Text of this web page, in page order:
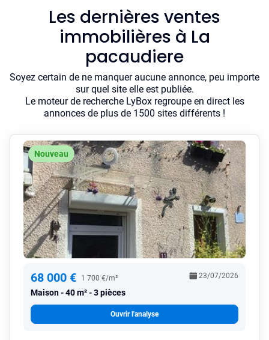
Les dernières ventes
immobilières à La
pacaudiere
Soyez certain de ne manquer aucune annonce, peu importe
sur quel site elle est publiée.
Le moteur de recherche LyBox regroupe en direct les
annonces de plus de 1500 sites différents !
Nouveau
68 000 € 1 700 €/m²
Maison 40 m² - 3 pièces
23/07/2026
Ouvrir l'analyse